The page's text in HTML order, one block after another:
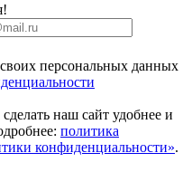
персональных данных
наш сайт удобнее и
политика
конфиденциальности».